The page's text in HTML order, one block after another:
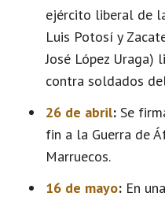
ejército liberal de
Luis Potosí y
José López
contra soldados
26 de abril: Se
fin a la Guerra de
Marruecos.
16 de mayo: En